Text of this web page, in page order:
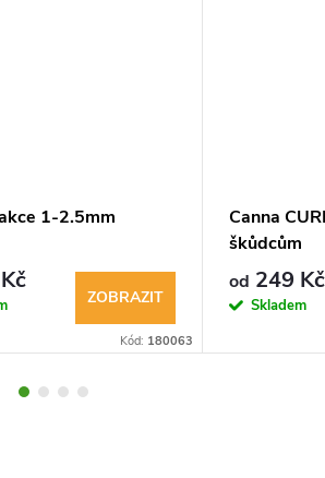
1-2.5mm
ZOBRAZIT
Kód: 180063
Canna
škůdcům
od 249 Kč
Skladem